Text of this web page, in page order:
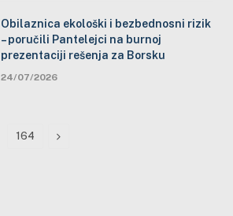
Obilaznica ekološki i bezbednosni rizik
– poručili Pantelejci na burnoj
prezentaciji rešenja za Borsku
24/07/2026
164 Next